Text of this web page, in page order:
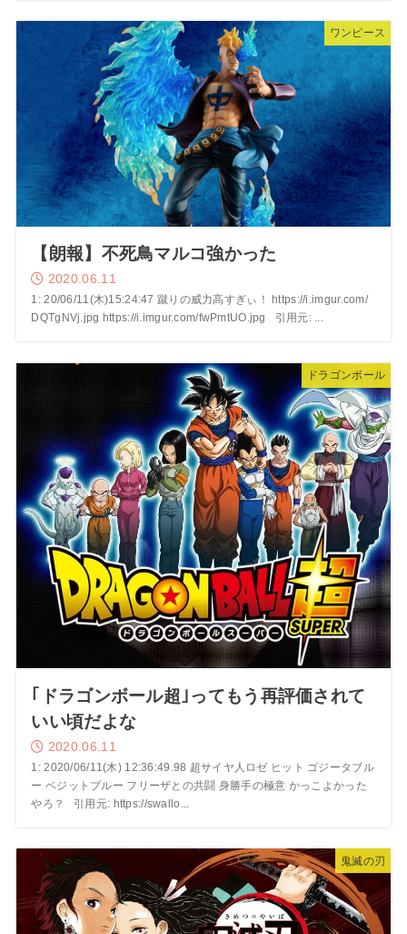
ワンピース
【朗報】不死鳥マルコ強かった
2020.06.11
1: 20/06/11(木)15:24:47 蹴りの威力高すぎぃ！ https://i.imgur.com/
DQTgNVj.jpg https://i.imgur.com/fwPmtUO.jpg 引用元: ...
ドラゴンボール
｢ドラゴンボール超｣ってもう再評価されて
いい頃だよな
2020.06.11
1: 2020/06/11(木) 12:36:49.98 超サイヤ人ロゼ ヒット ゴジータブル
ー ベジットブルー フリーザとの共闘 身勝手の極意 かっこよかった
やろ？ 引用元: https://swallo...
鬼滅の刃